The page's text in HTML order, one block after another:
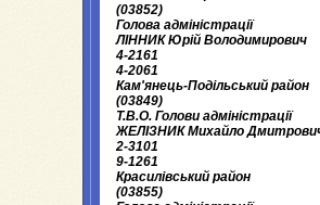
(03852)
Голова адміністрації
ЛІННИК Юрій Володимирович
4-2161
4-2061
Кам'янець-Подільський район
(03849)
T.В.О. Голови адміністрації
ЖЕЛІЗНИК Михайло
2-3101
9-1261
Красилівський район
(03855)